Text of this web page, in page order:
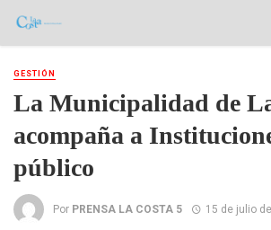
GESTIÓN
La Municipalidad de
acompaña a
público
Por PRENSA LA COSTA 5 15 de julio